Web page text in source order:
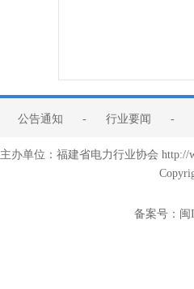
公告通知 - 行业要闻 -
主办单位：福建省电力行业协会
备案号： 闽